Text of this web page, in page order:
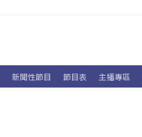
新聞性節目 節目表 主播專區